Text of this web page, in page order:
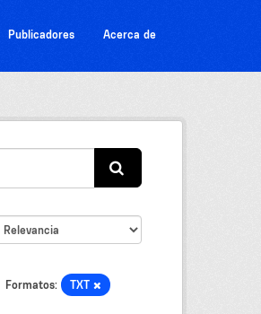
Publicadores Acerca de
Formatos: TXT